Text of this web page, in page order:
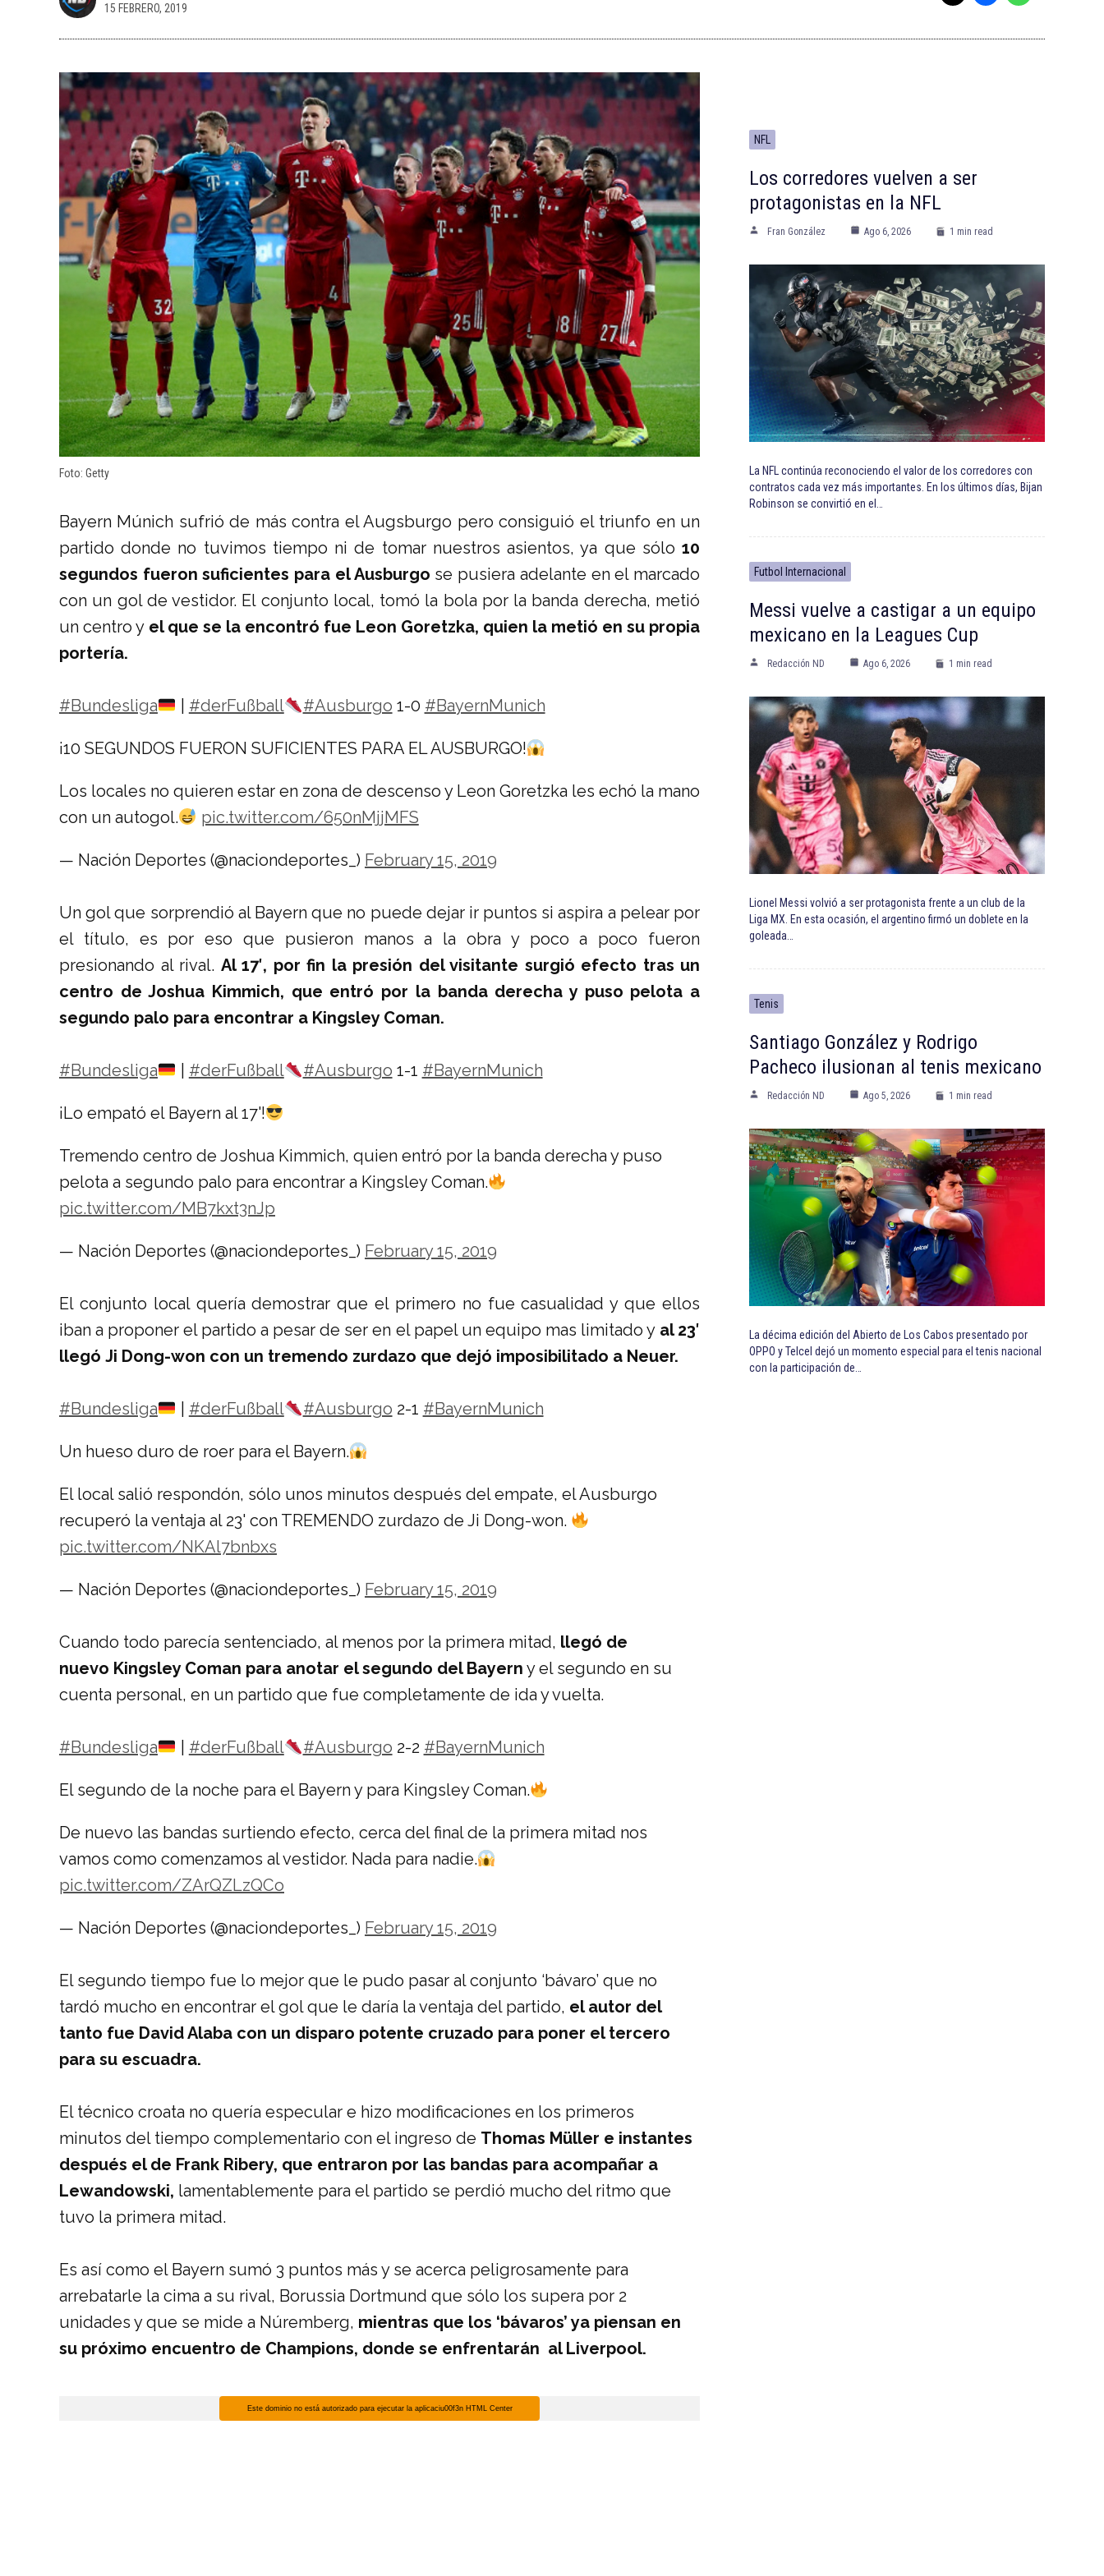
15 FEBRERO, 2019
Foto: Getty
Bayern Múnich sufrió de más contra el Augsburgo pero consiguió el triunfo en un
partido donde no tuvimos tiempo ni de tomar nuestros asientos, ya que sólo 10
segundos fueron suficientes para el Ausburgo se pusiera adelante en el marcado
con un gol de vestidor. El conjunto local, tomó la bola por la banda derecha, metió
un centro y el que se la encontró fue Leon Goretzka, quien la metió en su propia
portería.
#Bundesliga #derFußball #Ausburgo 1-0 #BayernMunich
¡10 SEGUNDOS FUERON SUFICIENTES PARA EL AUSBURGO!
Los locales no quieren estar en zona de descenso y Leon Goretzka les echó la mano
con un autogol.
pic.twitter.com/650nMjjMFS
— Nación Deportes (@naciondeportes_) February 15, 2019
Un gol que sorprendió al Bayern que no puede dejar ir puntos si aspira a pelear por
el título, es por eso que pusieron manos a la obra y poco a poco fueron
presionando al rival. Al 17′, por fin la presión del visitante surgió efecto tras un
centro de Joshua Kimmich, que entró por la banda derecha y puso pelota a
segundo palo para encontrar a Kingsley Coman.
#Bundesliga #derFußball #Ausburgo 1-1 #BayernMunich
¡Lo empató el Bayern al 17'!
Tremendo centro de Joshua Kimmich, quien entró por la banda derecha y puso
pelota a segundo palo para encontrar a Kingsley Coman.
pic.twitter.com/MB7kxt3nJp
— Nación Deportes (@naciondeportes_) February 15, 2019
El conjunto local quería demostrar que el primero no fue casualidad y que ellos
iban a proponer el partido a pesar de ser en el papel un equipo mas limitado y al 23′
llegó Ji Dong-won con un tremendo zurdazo que dejó imposibilitado a Neuer.
#Bundesliga #derFußball #Ausburgo 2-1 #BayernMunich
Un hueso duro de roer para el Bayern.
El local salió respondón, sólo unos minutos después del empate, el Ausburgo
recuperó la ventaja al 23' con TREMENDO zurdazo de Ji Dong-won.
pic.twitter.com/NKAl7bnbxs
— Nación Deportes (@naciondeportes_) February 15, 2019
Cuando todo parecía sentenciado, al menos por la primera mitad, llegó de
nuevo Kingsley Coman para anotar el segundo del Bayern y el segundo en su
cuenta personal, en un partido que fue completamente de ida y vuelta.
#Bundesliga #derFußball #Ausburgo 2-2 #BayernMunich
El segundo de la noche para el Bayern y para Kingsley Coman.
De nuevo las bandas surtiendo efecto, cerca del final de la primera mitad nos
vamos como comenzamos al vestidor. Nada para nadie.
pic.twitter.com/ZArQZLzQCo
— Nación Deportes (@naciondeportes_) February 15, 2019
El segundo tiempo fue lo mejor que le pudo pasar al conjunto ‘bávaro’ que no
tardó mucho en encontrar el gol que le daría la ventaja del partido, el autor del
tanto fue David Alaba con un disparo potente cruzado para poner el tercero
para su escuadra.
El técnico croata no quería especular e hizo modificaciones en los primeros
minutos del tiempo complementario con el ingreso de Thomas Müller e instantes
después el de Frank Ribery, que entraron por las bandas para acompañar a
Lewandowski, lamentablemente para el partido se perdió mucho del ritmo que
tuvo la primera mitad.
Es así como el Bayern sumó 3 puntos más y se acerca peligrosamente para
arrebatarle la cima a su rival, Borussia Dortmund que sólo los supera por 2
unidades y que se mide a Núremberg, mientras que los ‘bávaros’ ya piensan en
su próximo encuentro de Champions, donde se enfrentarán al Liverpool.
NFL
Los corredores vuelven a ser
protagonistas en la NFL
Fran González Ago 6, 2026 1 min read
La NFL continúa reconociendo el valor de los corredores con
contratos cada vez más importantes. En los últimos días, Bijan
Robinson se convirtió en el…
Futbol Internacional
Messi vuelve a castigar a un equipo
mexicano en la Leagues Cup
Redacción ND Ago 6, 2026 1 min read
Lionel Messi volvió a ser protagonista frente a un club de la
Liga MX. En esta ocasión, el argentino firmó un doblete en la
goleada…
Tenis
Santiago González y Rodrigo
Pacheco ilusionan al tenis mexicano
Redacción ND Ago 5, 2026 1 min read
La décima edición del Abierto de Los Cabos presentado por
OPPO y Telcel dejó un momento especial para el tenis nacional
con la participación de…